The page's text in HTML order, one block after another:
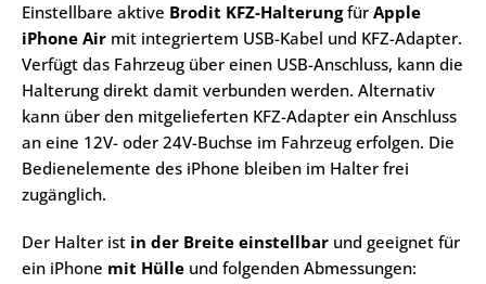
Einstellbare aktive Brodit KFZ-Halterungfür Apple
iPhone Air mit integriertem USB-Kabel und KFZ-Adapter.
Verfügt das Fahrzeug über einen USB-Anschluss, kann die
Halterung direkt damit verbunden werden. Alternativ
kann über den mitgelieferten KFZ-Adapter ein Anschluss
an eine 12V- oder 24V-Buchse im Fahrzeug erfolgen. Die
Bedienelemente des iPhone bleiben im Halter frei
zugänglich.
Der Halter ist in der Breite einstellbar und geeignet für
ein iPhone mit Hülle und folgenden Abmessungen: